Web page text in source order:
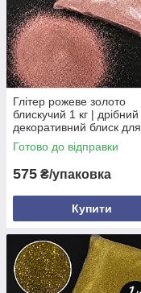
Глітер рожеве золото
блискучий 1 кг | дрібний
декоративний блиск для
декору, флористики та
творчості
Готово до відправки
575 ₴/упаковка
Купити